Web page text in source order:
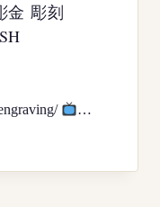
金 彫刻
…